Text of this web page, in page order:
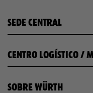
SEDE CENTRAL
CENTRO LOGÍSTICO /
SOBRE WÜRTH